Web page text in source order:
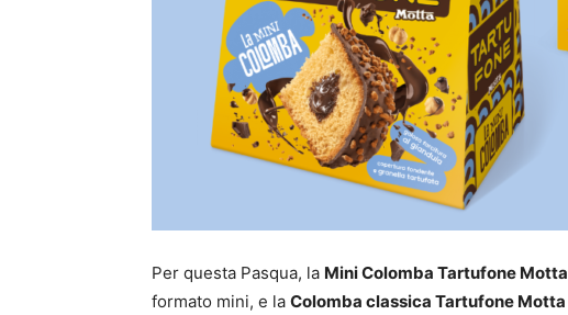
Per questa Pasqua, la Mini Colomba Tartufone Motta
formato mini, e la Colomba classica Tartufone Motta